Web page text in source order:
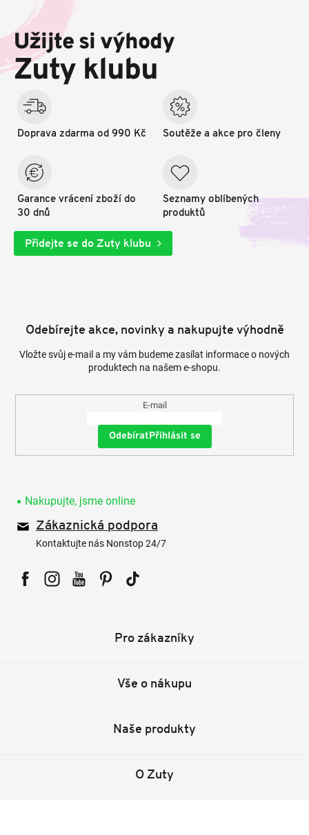
a
í
Užijte si výhody
Zuty klubu
Doprava zdarma od 990 Kč
Garance vrácení zboží do
30 dnů
Soutěže a akce pro členy
Seznamy oblíbených
produktů
Přidejte se do Zuty klubu
Odebírejte akce, novinky a nakupujte výhodně
Vložte svůj e-mail a my vám budeme zasílat informace o nových
produktech na našem e-shopu.
E-mail
Přihlásit se
Nakupujte, jsme online
Zákaznická podpora
Kontaktujte nás Nonstop 24/7
Pro zákazníky
Vše o nákupu
Naše produkty
O Zuty